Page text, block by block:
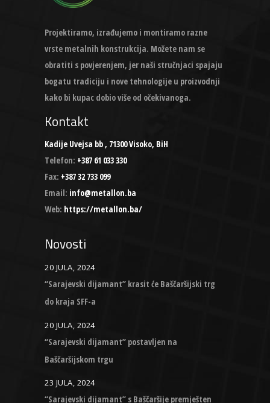
Projektiramo, izrađujemo i montiramo razne
vrste metalnih konstrukcija. Možete nam se
obratiti s povjerenjem, jer naši stručnjaci spajaju
bogatu tradiciju i nove tehnologije u proizvodnji
kako bi kupac dobio više od očekivanoga.
Kontakt
Kadije Uvejsa bb , 71300 Visoko, BiH
Telefon: +387 61 033 330
Fax: +387 32 733 099
Email: info@metallon.ba
Web: https://metallon.ba/
Novosti
20 JULA, 2024
“Sarajevski dijamant” krasit će Baščaršijski trg
do kraja SFF-a
20 JULA, 2024
“Sarajevski dijamant” postavljen na
Baščaršijskom trgu
23 JULA, 2024
“Sarajevski dijamant” s Baščaršije premješten